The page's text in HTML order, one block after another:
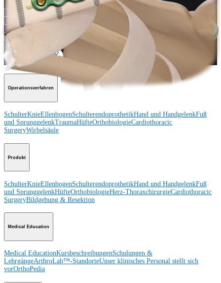
Medizinproduktberater:in kontaktieren
Veranstaltungen, Lab-Vorführungen und Schulungsmöglichkeiten
ansehen
Unseren Newsletter abonnieren
Besuchen Sie uns
Operationsverfahren
SchulterKnieEllenbogenSchulterendoprothetikHand und HandgelenkFuß
und SprunggelenkTraumaHüfteOrthobiologieCardiothoracic
SurgeryWirbelsäule
Produkt
SchulterKnieEllenbogenSchulterendoprothetikHand und HandgelenkFuß
und SprunggelenkHüfteOrthobiologieHerz-ThoraxchirurgieCardiothoracic
SurgeryBildgebung & Resektion
Medical Education
Medical EducationKursbeschreibungenSchulungen &
LehrgängeArthroLab™-StandorteUnser klinisches Personal stellt sich
vorOrthoPedia